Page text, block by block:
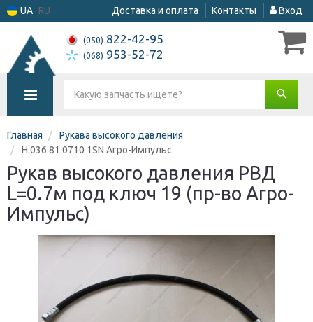
UA RU Доставка и оплата Контакты Вход
(050) 822-42-95
(068) 953-52-72
Главная
Рукава высокого давления
Н.036.81.0710 1SN Агро-Импульс
Рукав высокого давления РВД
L=0.7м под ключ 19 (пр-во Агро-
Импульс)